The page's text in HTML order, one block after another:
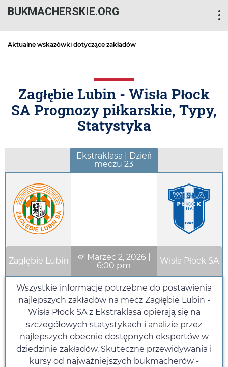
BUKMACHERSKIE.ORG
Aktualne wskazówki dotyczące zakładów
Zagłębie Lubin - Wisła Płock
SA Prognozy piłkarskie, Typy,
Statystyka
Ekstraklasa | Dzień
meczu 23
Zagłębie Lubin Marzec 2, 2026
6:00 pm
Wisła Płock SA
Wszystkie informacje potrzebne do postawienia
najlepszych zakładów na mecz Zagłębie Lubin -
Wisła Płock SA z Ekstraklasa opierają się na
szczegółowych statystykach i analizie przez
najlepszych obecnie dostępnych ekspertów w
dziedzinie zakładów. Skuteczne przewidywania i
kursy od najważniejszych bukmacherów -